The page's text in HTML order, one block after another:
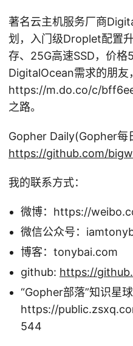
著名云主机服务厂商
划，入门级Droplet配置
存、25G高速SSD，价格5
DigitalOcean需求的朋友
https://m.do.co/c/
之路。
Gopher Daily(Gopher每
https://github.com/
我的联系方式：
微博：https://
微信公众号：
博客：tonybai.com
github: https://
“Gopher部落”知识星球
https://
544